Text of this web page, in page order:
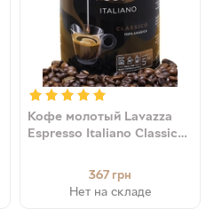
Кофе молотый Lavazza
Espresso Italiano Classico
367 грн
Нет на складе